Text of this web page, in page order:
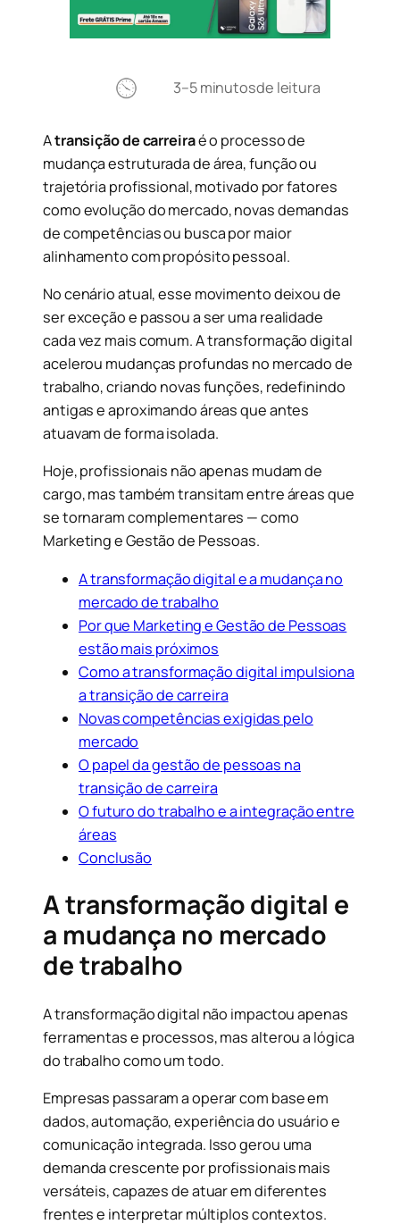
3–5 minutosde leitura
Atransição de carreiraé o processo de
mudança estruturada de área, função ou
trajetória profissional, motivado por fatores
como evolução do mercado, novas demandas
de competências ou busca por maior
alinhamento com propósito pessoal.
No cenário atual, esse movimento deixou de
ser exceção e passou a ser uma realidade
cada vez mais comum. A transformação digital
acelerou mudanças profundas no mercado de
trabalho, criando novas funções, redefinindo
antigas e aproximando áreas que antes
atuavam de forma isolada.
Hoje, profissionais não apenas mudam de
cargo, mas também transitam entre áreas que
se tornaram complementares — como
Marketing e Gestão de Pessoas.
A transformação digital e a mudança no
mercado de trabalho
Por que Marketing e Gestão de Pessoas
estão mais próximos
Como a transformação digital impulsiona
a transição de carreira
Novas competências exigidas pelo
mercado
O papel da gestão de pessoas na
transição de carreira
O futuro do trabalho e a integração entre
áreas
Conclusão
A transformação digital e
a mudança no mercado
de trabalho
A transformação digital não impactou apenas
ferramentas e processos, mas alterou a lógica
do trabalho como um todo.
Empresas passaram a operar com base em
dados, automação, experiência do usuário e
comunicação integrada. Isso gerou uma
demanda crescente por profissionais mais
versáteis, capazes de atuar em diferentes
frentes e interpretar múltiplos contextos.